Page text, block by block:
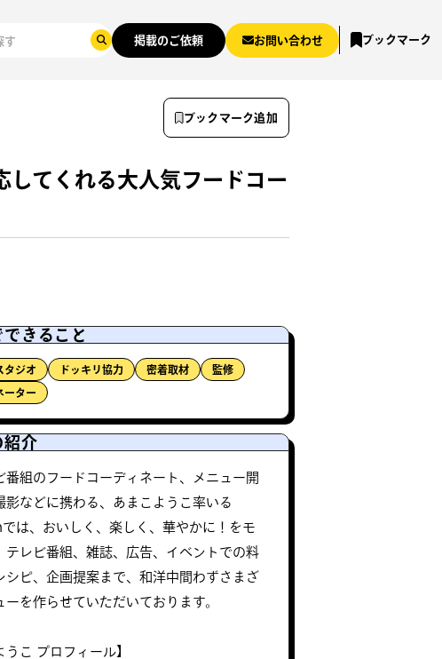
掲載のご依頼 お問い合わせ ブックマーク
てくれる大人気フードコー
できること
タジオ ドッキリ協力 密着取材 監修
ーター
紹介
番組のフードコーディネート、メニュー開
影などに携わる、あまこようこ率いる
は、おいしく、楽しく、華やかに！をモ
テレビ番組、雑誌、広告、イベントでの料
シピ、企画提案まで、和洋中間わずさまざ
ーを作らせていただいております。
うこ プロフィール】
ブックマーク追加